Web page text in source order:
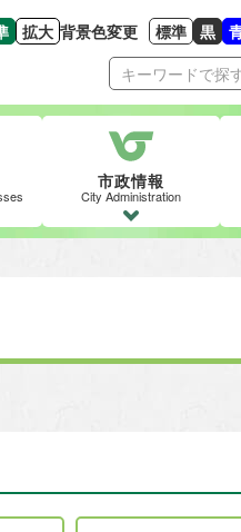
の大きさをもとの大きさに戻す
拡大
文字を大きくする
背景色変更 標準
背景色の変
黒
背景
市政情報
City Administration